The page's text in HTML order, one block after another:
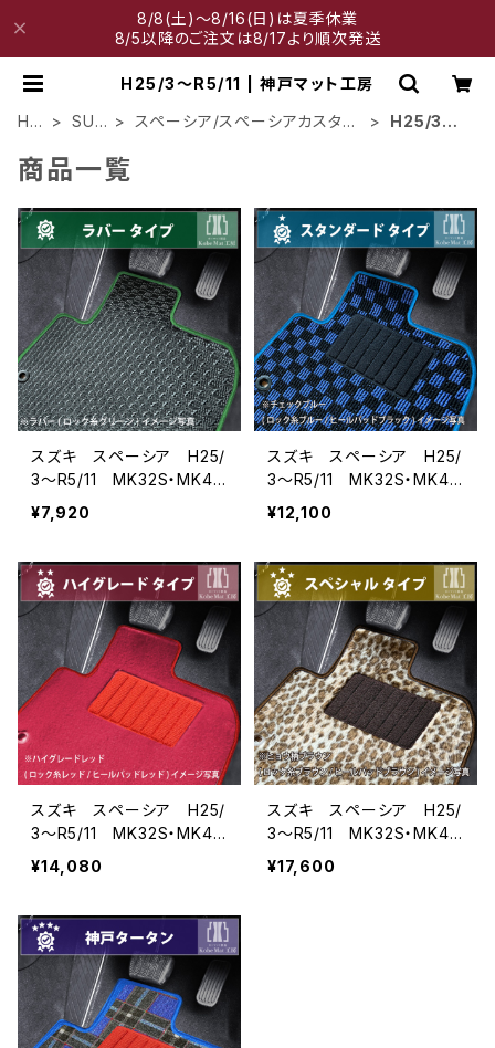
8/8(土)～8/16(日)は夏季休業
8/5以降のご注文は8/17より順次発送
H25/3～R5/11 | 神戸マット工房
HO
SUZ
スペーシア/スペーシアカスタム/
H25/3～
商品一覧
スズキ スペーシア H25/
3〜R5/11 MK32S・MK42
S・MK53S フロアマット一
式 カーマット 防水 ラ
¥7,920
スズキ スペーシア H25/
3〜R5/11 MK32S・MK42
S・MK53S フロアマット一
式 カーマット スタンダ
¥12,100
スズキ スペーシア H25/
3〜R5/11 MK32S・MK42
S・MK53S フロアマット一
式 カーマット ハイグレ
¥14,080
スズキ スペーシア H25/
3〜R5/11 MK32S・MK42
S・MK53S フロアマット一
式 カーマット スペシャ
¥17,600